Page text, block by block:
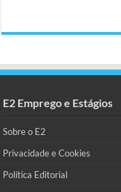
E2 Emprego e Estágios
Sobre o E2
Privacidade e Cookies
Política Editorial